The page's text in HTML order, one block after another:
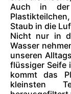
Auch in
Staub in die
Nicht nur in
Wasser
unseren
flüssiger Seife
kommt das
kleinsten